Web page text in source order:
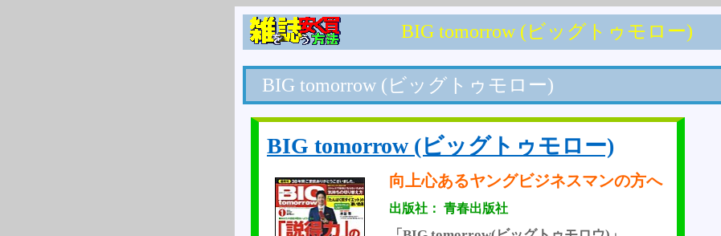
BIG tomorrow (ビッグトゥモロー)
BIG tomorrow (ビッグトゥモロー)
BIG tomorrow (ビッグトゥモロー)
向上心あるヤングビジネスマンの方へ
出版社： 青春出版社